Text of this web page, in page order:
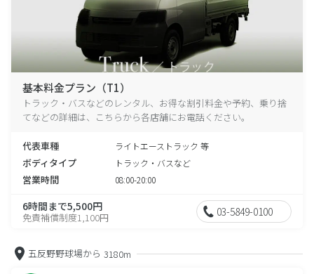
基本料金プラン（T1）
トラック・バスなどのレンタル、お得な割引料金や予約、乗り捨
てなどの詳細は、こちらから各店舗にお電話ください。
代表車種 ライトエーストラック 等
ボディタイプ トラック・バスなど
営業時間 08:00-20:00
6時間まで5,500円
免責補償制度1,100円 03-5849-0100
五反野野球場から 3180m